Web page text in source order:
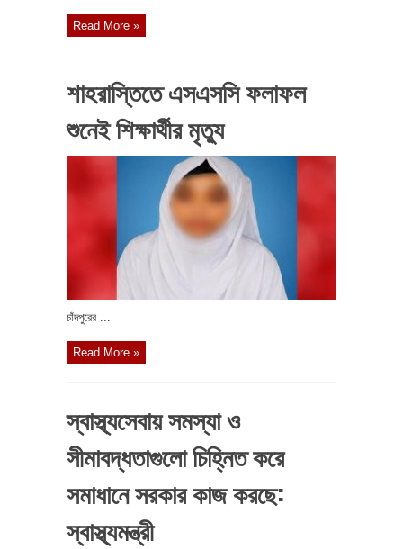
Read More »
শাহরাস্তিতে এসএসসি ফলাফল
শুনেই শিক্ষার্থীর মৃত্যু
চাঁদপুরের ...
Read More »
স্বাস্থ্যসেবায় সমস্যা ও
সীমাবদ্ধতাগুলো চিহ্নিত করে
সমাধানে সরকার কাজ করছে:
স্বাস্থ্যমন্ত্রী